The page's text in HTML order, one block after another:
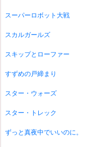
スーパーロボット大戦
スカルガールズ
スキップとローファー
すずめの戸締まり
スター・ウォーズ
スター・トレック
ずっと真夜中でいいのに。